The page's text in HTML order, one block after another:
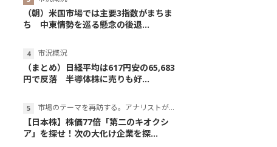
（朝）米国市場では主要3指数がまちま
ち 中東情勢を巡る懸念の後退...
市況概況
（まとめ）日経平均は617円安の65,683
円で反落 半導体株に売りも好...
市場のテーマを再訪する。アナリストが読み解くテーマの本質
【日本株】株価77倍「第二のキオクシ
ア」を探せ！次の大化け企業を探...